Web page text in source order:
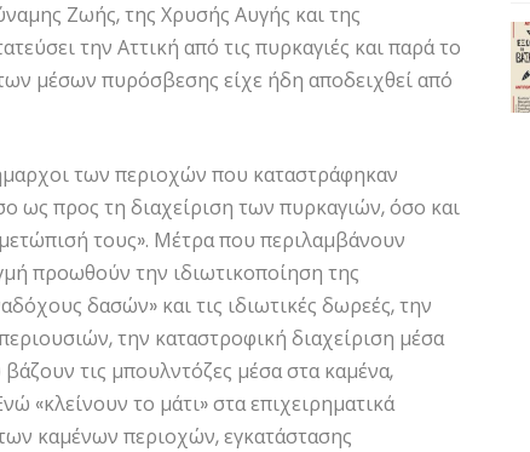
Ζωής, της Χρυσής Αυγής και της
την Αττική από τις πυρκαγιές και παρά το
μέσων πυρόσβεσης είχε ήδη αποδειχθεί από
των περιοχών που καταστράφηκαν
προς τη διαχείριση των πυρκαγιών, όσο και
τους». Μέτρα που περιλαμβάνουν
προωθούν την ιδιωτικοποίηση της
δασών» και τις ιδιωτικές δωρεές, την
την καταστροφική διαχείριση μέσα
τις μπουλντόζες μέσα στα καμένα,
«κλείνουν το μάτι» στα επιχειρηματικά
καμένων περιοχών, εγκατάστασης